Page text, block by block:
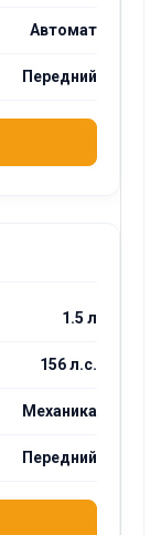
Автомат
Передний
1.5 л
156 л.с.
Механика
Передний